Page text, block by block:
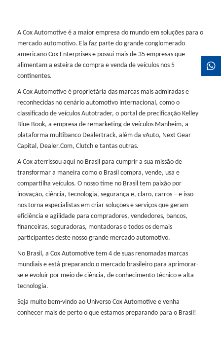
A Cox Automotive é a maior empresa do mundo em soluções para o
mercado automotivo. Ela faz parte do grande conglomerado
americano Cox Enterprises e possui mais de 35 empresas que
alimentam a esteira de compra e venda de veículos nos 5
continentes.
A Cox Automotive é proprietária das marcas mais admiradas e
reconhecidas no cenário automotivo internacional, como o
classificado de veículos Autotrader, o portal de precificação Kelley
Blue Book, a empresa de remarketing de veículos Manheim, a
plataforma multibanco Dealertrack, além da vAuto, Next Gear
Capital, Dealer.Com, Clutch e tantas outras.
A Cox aterrissou aqui no Brasil para cumprir a sua missão de
transformar a maneira como o Brasil compra, vende, usa e
compartilha veículos. O nosso time no Brasil tem paixão por
inovação, ciência, tecnologia, segurança e, claro, carros – e isso
nos torna especialistas em criar soluções e serviços que geram
eficiência e agilidade para compradores, vendedores, bancos,
financeiras, seguradoras, montadoras e todos os demais
participantes deste nosso grande mercado automotivo.
No Brasil, a Cox Automotive tem 4 de suas renomadas marcas
mundiais e está preparando o mercado brasileiro para aprimorar-
se e evoluir por meio de ciência, de conhecimento técnico e alta
tecnologia.
Seja muito bem-vindo ao Universo Cox Automotive e venha
conhecer mais de perto o que estamos preparando para o Brasil!